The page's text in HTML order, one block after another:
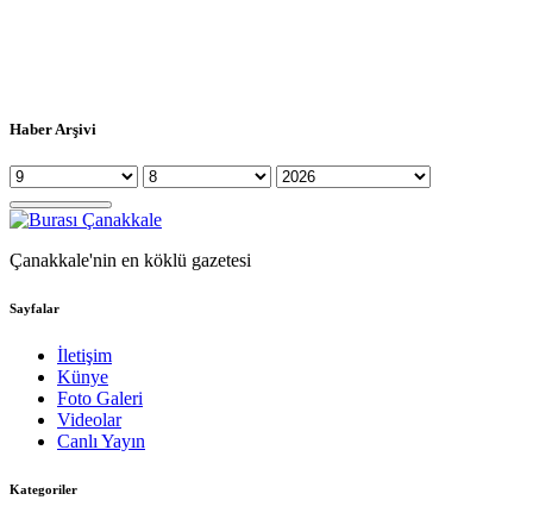
Haber Arşivi
Çanakkale'nin en köklü gazetesi
Sayfalar
İletişim
Künye
Foto Galeri
Videolar
Canlı Yayın
Kategoriler